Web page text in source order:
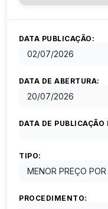
DATA PUBLICAÇÃO:
02/07/2026
DATA DE ABERTURA:
20/07/2026
DATA DE PUBLICAÇÃO
TIPO:
MENOR PREÇO
PROCEDIMENTO: